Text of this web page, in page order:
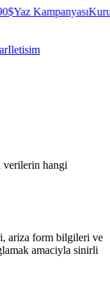
Kampanyası
Iletisim
verilerin hangi
ariza form bilgileri ve
amaciyla sinirli